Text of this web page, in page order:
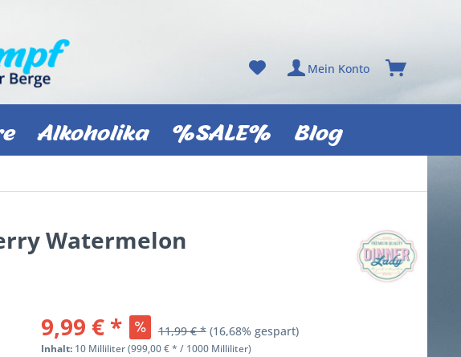
Mein Konto
Alkoholika %SALE% Blog
Watermelon
9,99 € * 11,99 € * (16,68% gespart)
Inhalt: 10 Milliliter (999,00 € * / 1000 Milliliter)